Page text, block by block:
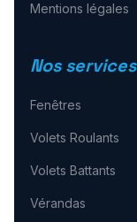
Mentions légales
Nos services
Fenêtres
Volets Roulants
Volets Battants
Vérandas